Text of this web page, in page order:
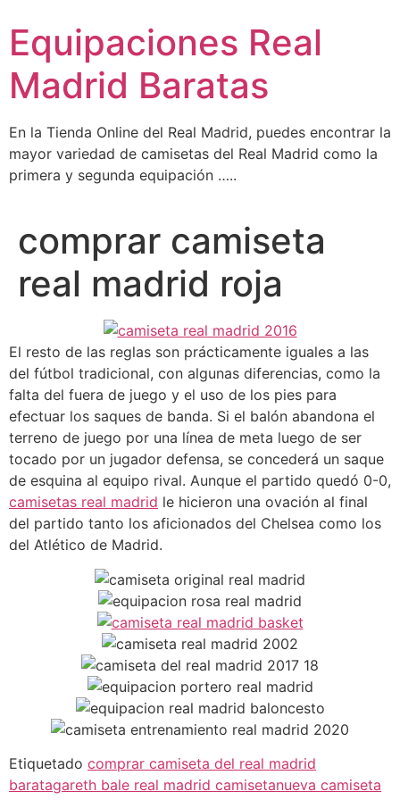
contenido
Equipaciones Real
Madrid Baratas
En la Tienda Online del Real Madrid, puedes encontrar la
mayor variedad de camisetas del Real Madrid como la
primera y segunda equipación …..
comprar camiseta
real madrid roja
El resto de las reglas son prácticamente iguales a las
del fútbol tradicional, con algunas diferencias, como la
falta del fuera de juego y el uso de los pies para
efectuar los saques de banda. Si el balón abandona el
terreno de juego por una línea de meta luego de ser
tocado por un jugador defensa, se concederá un saque
de esquina al equipo rival. Aunque el partido quedó 0-0,
camisetas real madrid le hicieron una ovación al final
del partido tanto los aficionados del Chelsea como los
del Atlético de Madrid.
Etiquetado comprar camiseta del real madrid
baratagareth bale real madrid camisetanueva camiseta